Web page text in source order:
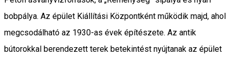
bobpálya. Az épület Kiállítási Központként működik majd, ahol
megcsodálható az 1930-as évek építészete. Az antik
bútorokkal berendezett terek betekintést nyújtanak az épület